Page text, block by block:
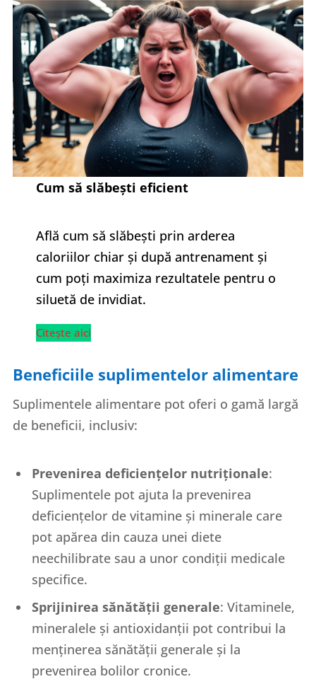
Cum să slăbești eficient
Află cum să slăbești prin arderea
caloriilor chiar și după antrenament și
cum poți maximiza rezultatele pentru o
siluetă de invidiat.
Citește aici
Beneficiile suplimentelor alimentare
Suplimentele alimentare pot oferi o gamă largă
de beneficii, inclusiv:
Prevenirea deficiențelor nutriționale:
Suplimentele pot ajuta la prevenirea
deficiențelor de vitamine și minerale care
pot apărea din cauza unei diete
neechilibrate sau a unor condiții medicale
specifice.
Sprijinirea sănătății generale: Vitaminele,
mineralele și antioxidanții pot contribui la
menținerea sănătății generale și la
prevenirea bolilor cronice.